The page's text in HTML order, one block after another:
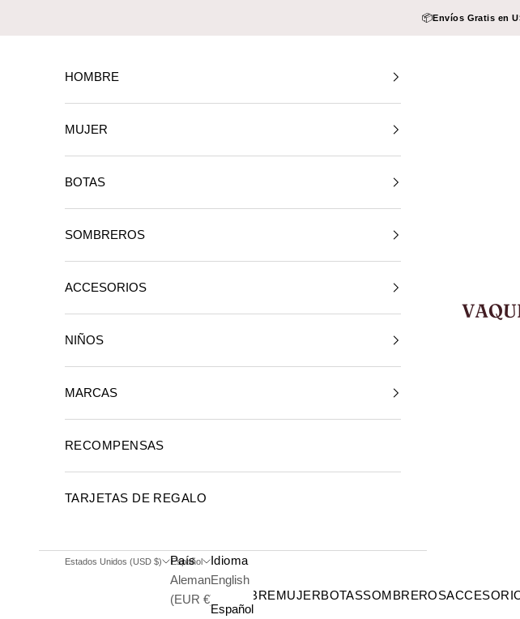
📦Envíos Gratis en
HOMBREMUJERBOTASSOMBREROS
HOMBRE
MUJER
BOTAS
SOMBREROS
ACCESORIOS
NIÑOS
MARCAS
RECOMPENSAS
TARJETAS DE REGALO
Estados Unidos (USD $)
País
Alemania
(EUR €)
Español
Idioma
English
Español